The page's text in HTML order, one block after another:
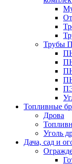
Трубы
Топливные
Дрова
Уголь
Дача, сад и